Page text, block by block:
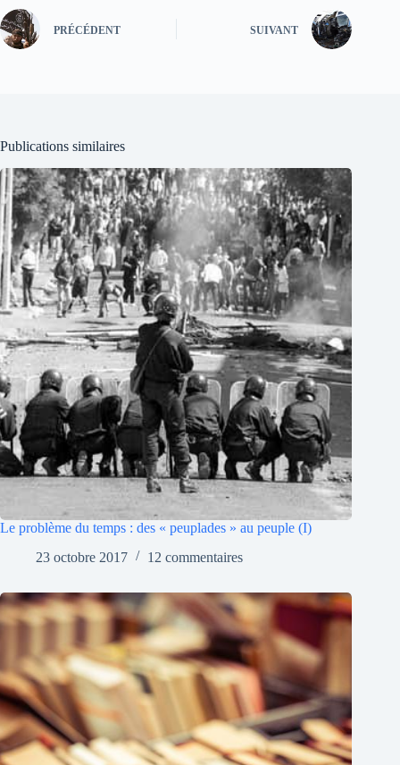
PRÉCÉDENT SUIVANT
Publications similaires
Le problème du temps : des « peuplades » au peuple (I)
23 octobre 2017
12 commentaires